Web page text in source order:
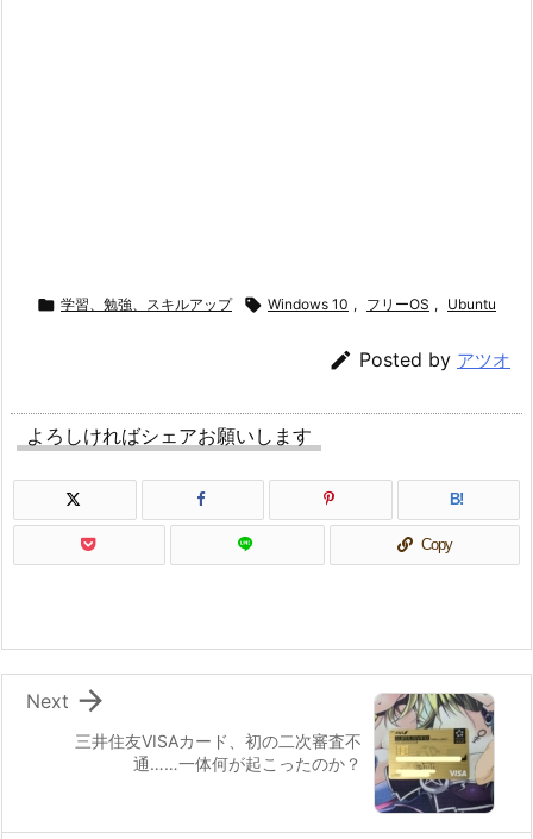
 学習、勉強、スキルアップ  Windows 10 , フリーOS , Ubuntu
 Posted by アツオ
よろしければシェアお願いします
B!
Copy
三井住友VISAカード、初の二次審査不
通……一体何が起こったのか？

Next